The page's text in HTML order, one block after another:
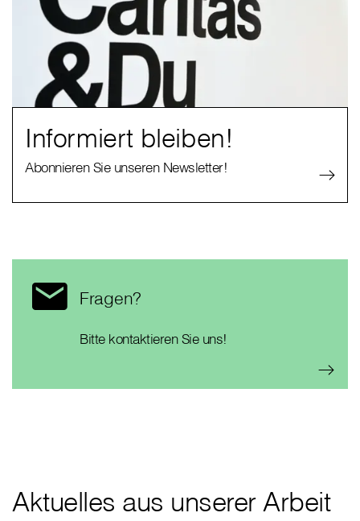
Informiert bleiben!
Abonnieren Sie unseren Newsletter!
Fragen?
Bitte kontaktieren Sie uns!
Aktuelles aus unserer Arbeit